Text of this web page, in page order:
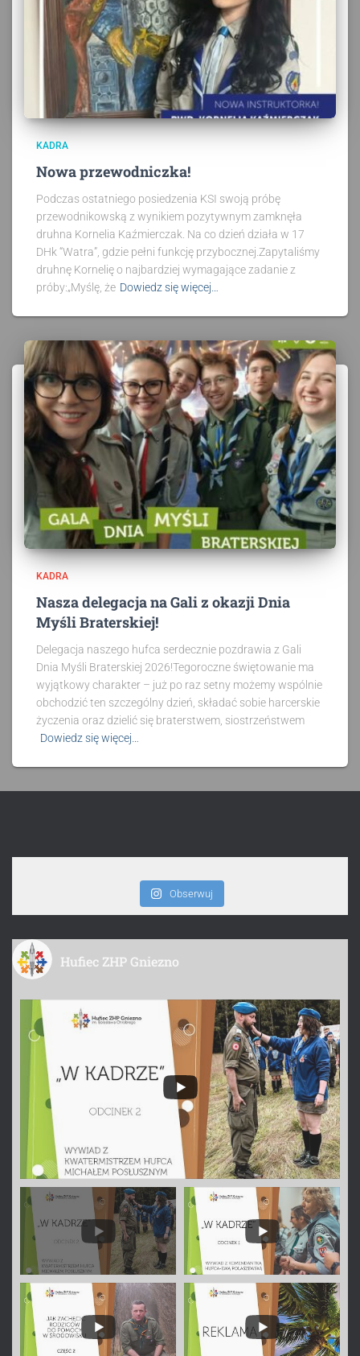
KADRA
Nowa przewodniczka!
Podczas ostatniego posiedzenia KSI swoją próbę
przewodnikowską z wynikiem pozytywnym zamknęła
druhna Kornelia Kaźmierczak. Na co dzień działa w 17
DHk “Watra”, gdzie pełni funkcję przybocznej.Zapytaliśmy
druhnę Kornelię o najbardziej wymagające zadanie z
próby:„Myślę, że Dowiedz się więcej…
KADRA
Nasza delegacja na Gali z okazji Dnia
Myśli Braterskiej!
Delegacja naszego hufca serdecznie pozdrawia z Gali
Dnia Myśli Braterskiej 2026!Tegoroczne świętowanie ma
wyjątkowy charakter – już po raz setny możemy wspólnie
obchodzić ten szczególny dzień, składać sobie harcerskie
życzenia oraz dzielić się braterstwem, siostrzeństwem
Dowiedz się więcej…
Obserwuj
Hufiec ZHP Gniezno